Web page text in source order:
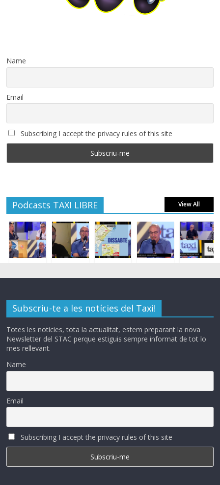
Name
Email
Subscribing I accept the privacy rules of this site
Podcasts TAXI LIBRE View All
Subscriu-te a les notícies del Taxi!
Totes les noticies, tota la actualitat, estem preparant la nova
Newsletter del STAC perque estiguis sempre informat de tot lo
mes rellevant.
Name
Email
Subscribing I accept the privacy rules of this site